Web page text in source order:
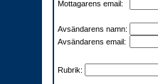
Mottagarens email:
Avsändarens namn:
Avsändarens email:
Rubrik: